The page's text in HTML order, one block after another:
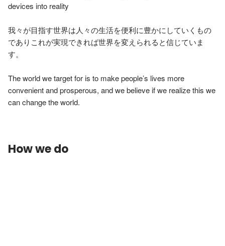
devices into reality
我々が目指す世界は人々の生活を便利に豊かにしていくもの
でありこれが実現できれば世界を変えられると信じていま
す。
The world we target for is to make people’s lives more
convenient and prosperous, and we believe if we realize this we
can change the world.
How we do